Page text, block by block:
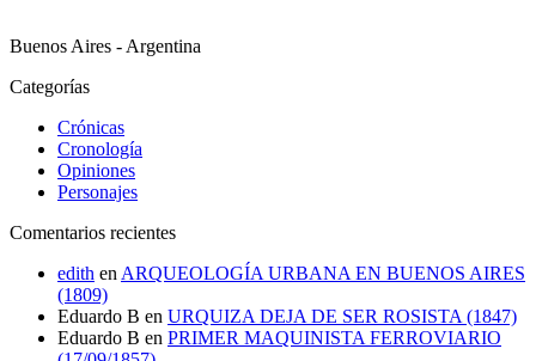
Buenos Aires - Argentina
Categorías
Crónicas
Cronología
Opiniones
Personajes
Comentarios recientes
edith en ARQUEOLOGÍA URBANA EN BUENOS AIRES
(1809)
Eduardo B en URQUIZA DEJA DE SER ROSISTA (1847)
Eduardo B en PRIMER MAQUINISTA FERROVIARIO